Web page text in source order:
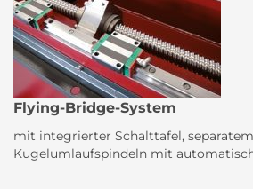
Flying-Bridge-System
mit integrierter Schalttafel,
Kugelumlaufspindeln mit